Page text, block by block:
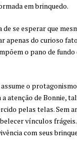
em brinquedo.
se esperar que
apenas do curioso
o pano de
assume o
atenção de Bonnie,
pelas telas. Sem
vínculos
com seus